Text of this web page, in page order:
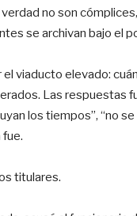
no son
se archivan bajo el
viaducto elevado:
Las respuestas
los tiempos”, “no
fue.
titulares.